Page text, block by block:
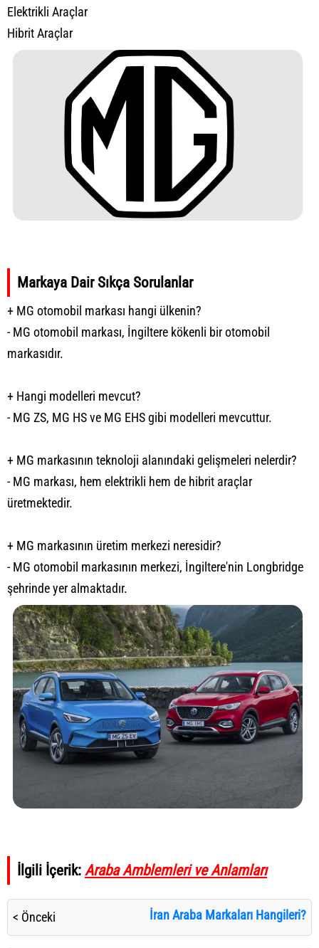
Elektrikli Araçlar
Hibrit Araçlar
Markaya Dair Sıkça Sorulanlar
+ MG otomobil markası hangi ülkenin?
- MG otomobil markası, İngiltere kökenli bir otomobil
markasıdır.
+ Hangi modelleri mevcut?
- MG ZS, MG HS ve MG EHS gibi modelleri mevcuttur.
+ MG markasının teknoloji alanındaki gelişmeleri nelerdir?
- MG markası, hem elektrikli hem de hibrit araçlar
üretmektedir.
+ MG markasının üretim merkezi neresidir?
- MG otomobil markasının merkezi, İngiltere'nin Longbridge
şehrinde yer almaktadır.
İlgili İçerik: Araba Amblemleri ve Anlamları
< Önceki İran Araba Markaları Hangileri?